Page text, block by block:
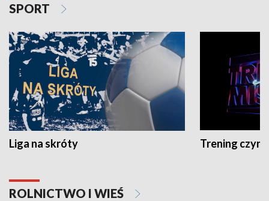
SPORT
Liga na skróty Trening czyni
ROLNICTWO I WIEŚ